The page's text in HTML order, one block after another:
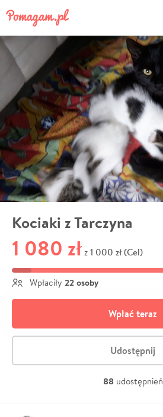
Kociaki z Tarczyna
1 080 zł z 1 000 zł (Cel)
Wpłaciły 22 osoby
Wpłać teraz
Udostępnij
88 udostępnień